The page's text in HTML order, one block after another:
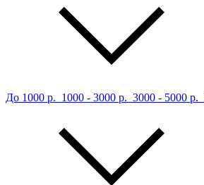
До 1000 р. 1000 - 3000 р. 3000 - 5000 р.